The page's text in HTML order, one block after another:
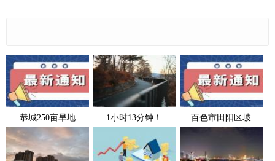
恭城250亩旱地 1小时13分钟！ 百色市田阳区坡